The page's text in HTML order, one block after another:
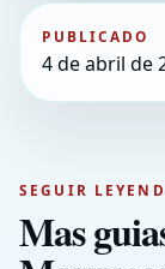
PUBLICADO
4 de abril de
SEGUIR
Mas